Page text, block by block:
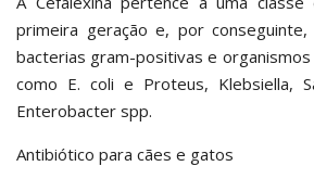
primeira geração e, por
bacterias gram-positivas e
como E. coli e Proteus, Klebsiella,
Enterobacter spp.
Antibiótico para cães e gatos